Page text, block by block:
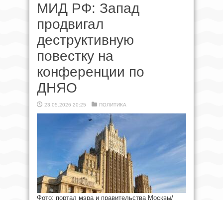
МИД РФ: Запад
продвигал
деструктивную
повестку на
конференции по
ДНЯО
23.05.2026 20:25 ПОЛИТИКА
Фото: портал мэра и правительства Москвы/